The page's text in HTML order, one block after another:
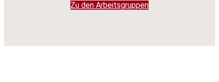
Zu den Arbeitsgruppen